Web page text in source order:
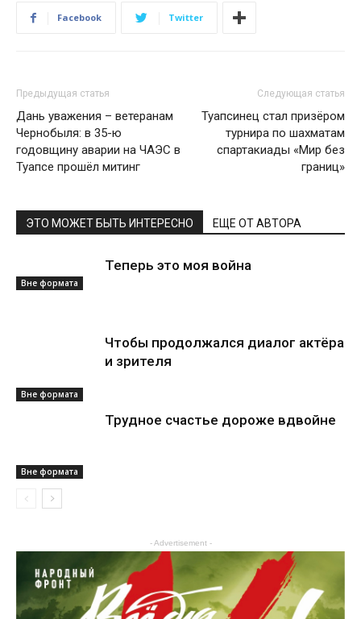
Facebook Twitter
Предыдущая статья
Дань уважения – ветеранам
Чернобыля: в 35-ю
годовщину аварии на ЧАЭС в
Туапсе прошёл митинг
Следующая статья
Туапсинец стал призёром
турнира по шахматам
спартакиады «Мир без
границ»
ЭТО МОЖЕТ БЫТЬ ИНТЕРЕСНО ЕЩЕ ОТ АВТОРА
Вне формата
Теперь это моя война
Вне формата
Чтобы продолжался диалог актёра
и зрителя
Вне формата
Трудное счастье дороже вдвойне
- Advertisement -